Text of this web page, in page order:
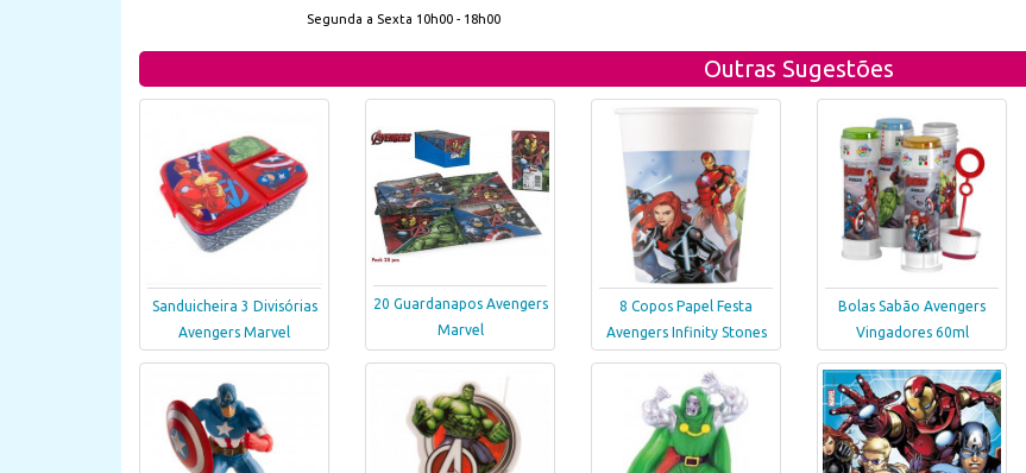
Segunda a Sexta 10h00 - 18h00
Outras Sugestões
Sanduicheira 3 Divisórias
Avengers Marvel
20 Guardanapos Avengers
Marvel
8 Copos Papel Festa
Avengers Infinity Stones
Bolas Sabão Avengers
Vingadores 60ml